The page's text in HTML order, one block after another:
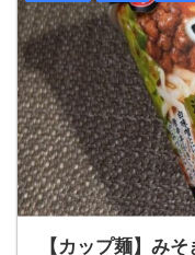
【カップ麺】み